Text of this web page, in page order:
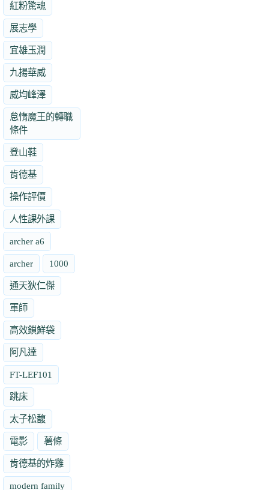
紅粉驚魂
展志學
宜雄玉潤
九揚華威
威均峰澤
怠惰魔王的轉職
條件
登山鞋
肯德基
操作評價
人性課外課
archer a6
archer 1000
通天狄仁傑
軍師
高效鎖鮮袋
阿凡達
FT-LEF101
跳床
太子松馥
電影 薯條
肯德基的炸雞
modern family